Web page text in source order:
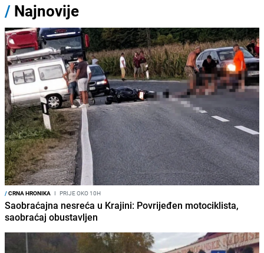
/ Najnovije
/CRNA HRONIKA I PRIJE OKO 10H
Saobraćajna nesreća u Krajini: Povrijeđen motociklista,
saobraćaj obustavljen